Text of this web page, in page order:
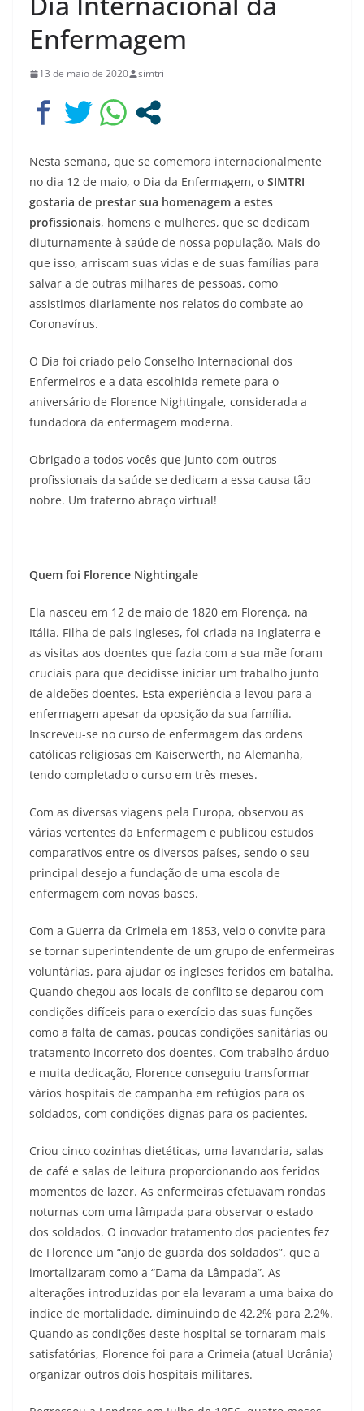
Enfermagem
13 de maio de 2020 simtri
Nesta semana, que se comemora internacionalmente
no dia 12 de maio, o Dia da Enfermagem, o SIMTRI
gostaria de prestar sua homenagem a estes
profissionais, homens e mulheres, que se dedicam
diuturnamente à saúde de nossa população. Mais do
que isso, arriscam suas vidas e de suas famílias para
salvar a de outras milhares de pessoas, como
assistimos diariamente nos relatos do combate ao
Coronavírus.
O Dia foi criado pelo Conselho Internacional dos
Enfermeiros e a data escolhida remete para o
aniversário de Florence Nightingale, considerada a
fundadora da enfermagem moderna.
Obrigado a todos vocês que junto com outros
profissionais da saúde se dedicam a essa causa tão
nobre. Um fraterno abraço virtual!
Quem foi Florence Nightingale
Ela nasceu em 12 de maio de 1820 em Florença, na
Itália. Filha de pais ingleses, foi criada na Inglaterra e
as visitas aos doentes que fazia com a sua mãe foram
cruciais para que decidisse iniciar um trabalho junto
de aldeões doentes. Esta experiência a levou para a
enfermagem apesar da oposição da sua família.
Inscreveu-se no curso de enfermagem das ordens
católicas religiosas em Kaiserwerth, na Alemanha,
tendo completado o curso em três meses.
Com as diversas viagens pela Europa, observou as
várias vertentes da Enfermagem e publicou estudos
comparativos entre os diversos países, sendo o seu
principal desejo a fundação de uma escola de
enfermagem com novas bases.
Com a Guerra da Crimeia em 1853, veio o convite para
se tornar superintendente de um grupo de enfermeiras
voluntárias, para ajudar os ingleses feridos em batalha.
Quando chegou aos locais de conflito se deparou com
condições difíceis para o exercício das suas funções
como a falta de camas, poucas condições sanitárias ou
tratamento incorreto dos doentes. Com trabalho árduo
e muita dedicação, Florence conseguiu transformar
vários hospitais de campanha em refúgios para os
soldados, com condições dignas para os pacientes.
Criou cinco cozinhas dietéticas, uma lavandaria, salas
de café e salas de leitura proporcionando aos feridos
momentos de lazer. As enfermeiras efetuavam rondas
noturnas com uma lâmpada para observar o estado
dos soldados. O inovador tratamento dos pacientes fez
de Florence um “anjo de guarda dos soldados”, que a
imortalizaram como a “Dama da Lâmpada”. As
alterações introduzidas por ela levaram a uma baixa do
índice de mortalidade, diminuindo de 42,2% para 2,2%.
Quando as condições deste hospital se tornaram mais
satisfatórias, Florence foi para a Crimeia (atual Ucrânia)
organizar outros dois hospitais militares.